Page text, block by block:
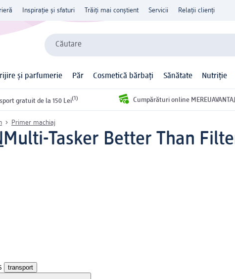
Inspirație și sfaturi Trăiți mai conștient Servicii Relații clienți
Căutare
și parfumerie Păr Cosmetică bărbați Sănătate Nutriție
gratuit de la 150 Lei(1) Cumpărături online
Primer machiaj
Multi-Tasker Better Than
transport